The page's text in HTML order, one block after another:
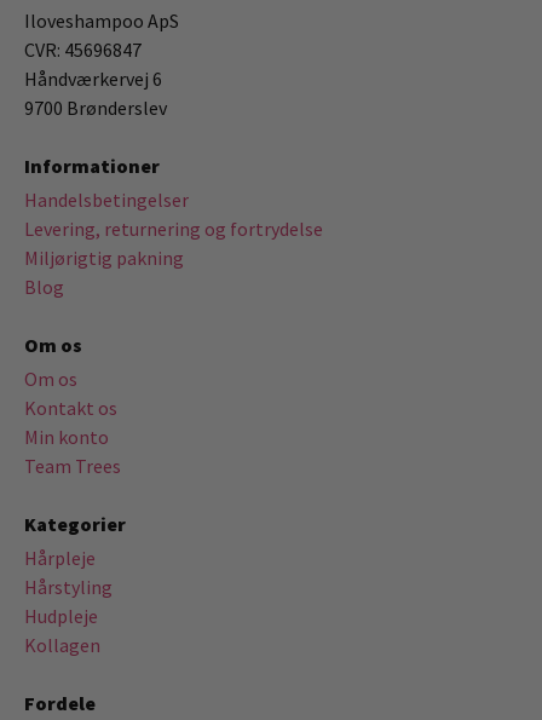
Iloveshampoo ApS
CVR: 45696847
Håndværkervej 6
9700 Brønderslev
Informationer
Handelsbetingelser
Levering, returnering og fortrydelse
Miljørigtig pakning
Blog
Om os
Om os
Kontakt os
Min konto
Team Trees
Kategorier
Hårpleje
Hårstyling
Hudpleje
Kollagen
Fordele